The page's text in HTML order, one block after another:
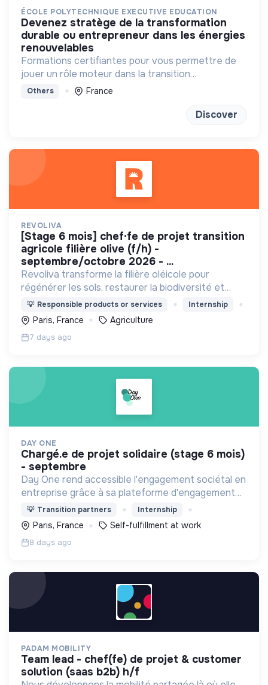
ÉCOLE POLYTECHNIQUE EXECUTIVE EDUCATION
devenez stratège de la transformation
durable ou entrepreneur dans les énergies
renouvelables
Formations certifiantes pour vous permettre de
jouer un rôle moteur dans la transition
énergétique
Others France
Discover
REVOLIVA
[stage 6 mois] chef·fe de projet transition
agricole filière olive (f/h) -
septembre/octobre 2026 - ...
Revoliva transforme la filière oléicole pour
régénérer les sols, restaurer la biodiversité et
permettre la juste rémunération des producteurs.
💡 Responsible products or services Internship
Paris, France Agriculture
7 days ago
DAY ONE
chargé.e de projet solidaire (stage 6 mois)
- septembre
Day One rend accessible l'engagement sociétal en
entreprise grâce à sa plateforme d'engagement
solidaire regroupant des centaines d'associations
et +1000 actions à impact social et
environnemental !
💡 Transition partners Internship
Paris, France Self-fulfillment at work
8 days ago
PADAM MOBILITY
team lead - chef(fe) de projet & customer
solution (saas b2b) h/f